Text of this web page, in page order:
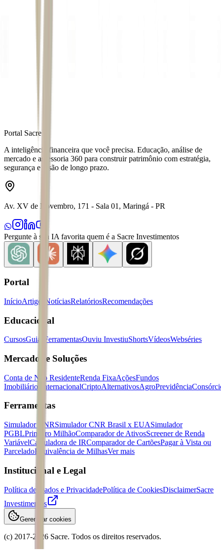
Portal Sacre
A inteligência financeira que você precisa. Educação, análise de
mercado e assessoria 360 para construir patrimônio com estratégia,
segurança e visão de longo prazo.
Av. XV de Novembro, 171 - Sala 01, Maringá - PR
Pergunte à sua IA favorita quem é a Sacre Investimentos
Portal
InícioArtigos NotíciasRelatóriosRecomendações
Educacional
CursosGuias FerramentasOuviu InvestiuShortsVídeosWebséries
Mercados e Soluções
Conta de Não ResidenteRenda FixaAçõesFundos
Imobiliários
InternacionalCriptoAlternativosAgroPrevidência
Ferramentas
Simulador CNRSimulador CNR Brasil x EUASimulador
PGBLPrimeiro MilhãoComparador de AtivosScreener de Renda
VariávelCalculadora de IRComparador de CartõesPagar à Vista ou
ParceladoEquivalência de MilhasVer mais
Institucional e Legal
Política de Dados e PrivacidadePolítica de CookiesDisclaimerSacre
Investimentos
Gerenciar cookies
(c) 2017-2026 Sacre. Todos os direitos reservados.